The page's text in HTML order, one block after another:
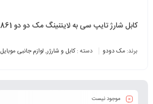
کابل شارژ تایپ سی به لایتنینگ مک دو دو CA-1861
برند: مک دودو دسته :کابل و شارژر, لوازم جانبی موبایل
موجود نیست